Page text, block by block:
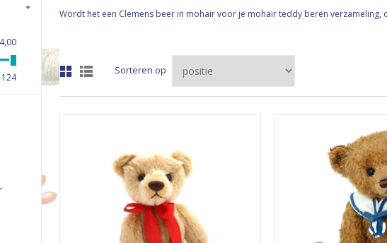
Wordt het een Clemens beer in mohair voor je mohair teddy beren verzameling,
Sorteren op
124